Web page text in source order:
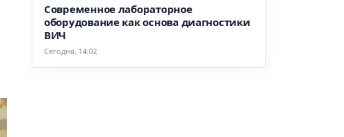
Современное лабораторное
оборудование как основа диагностики
ВИЧ
Сегодня, 14:02